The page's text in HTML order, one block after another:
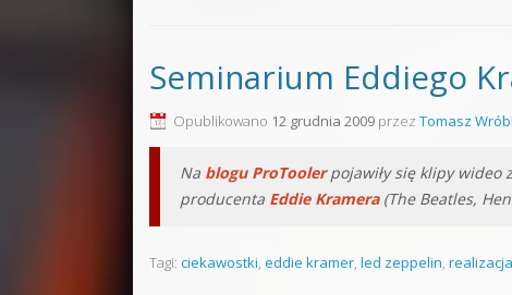
Kontakt 5
Pakiety
Seminarium Eddiego
Opublikowano 12 grudnia 2009 przez Tomasz
Na blogu ProToolerpojawiły się klipy wideo
producenta Eddie Kramera(The Beatles,
Tagi: ciekawostki, eddie kramer, led zeppelin,